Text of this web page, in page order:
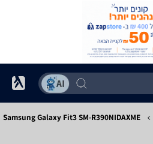
Samsung Galaxy Fit3 SM-R390NIDAXME